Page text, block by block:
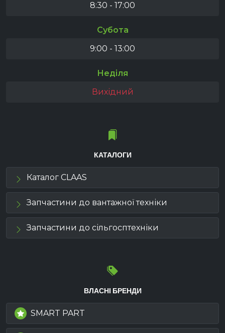
8:30 - 17:00
Субота
9:00 - 13:00
Неділя
Вихідний
КАТАЛОГИ
Каталог CLAAS
Запчастини до вантажної техніки
Запчастини до сільгосптехніки
ВЛАСНІ БРЕНДИ
SMART PART